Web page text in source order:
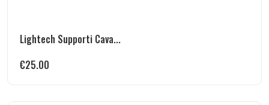
Lightech Supporti Cava...
€25.00